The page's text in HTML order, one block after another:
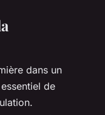
dans un
de